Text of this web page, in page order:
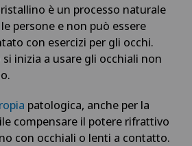
è un processo naturale
persone e non può essere
con esercizi per gli occhi.
inizia a usare gli occhiali non
patologica, anche per la
compensare il potere rifrattivo
con occhiali o lenti a contatto.